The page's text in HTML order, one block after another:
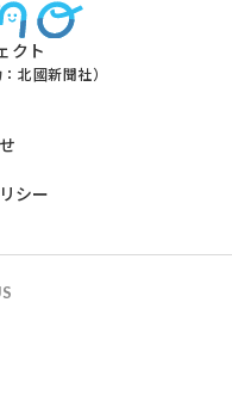
クト
北國新聞社）
シー